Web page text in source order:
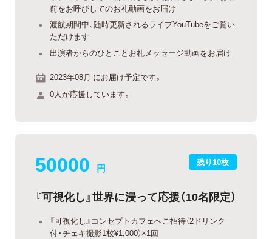
前をお呼びしてのお礼動画をお届け
渡航期間中、随時更新されるライブYouTubeをご覧い
ただけます
出演者からのひとことお礼メッセージ動画をお届け
2023年08月 にお届け予定です。
0人が応援しています。
残り10枚
50000 円
『可視化し』世界に浸って応援（10名限定）
『可視化し』コンセプトカフェへご招待（2ドリンク
付・チェキ撮影1枚¥1,000）×1回